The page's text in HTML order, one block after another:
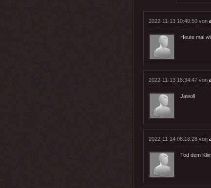
2022-11-13 10:40:50 von
Heute mal
2022-11-13 18:34:47 von
Jawoll
2022-11-14 08:18:28 von
Tod dem